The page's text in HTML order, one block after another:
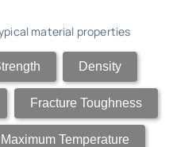
material properties
Density
Fracture Toughness
Maximum Temperature